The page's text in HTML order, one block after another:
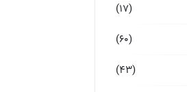
(17)
(60)
(43)